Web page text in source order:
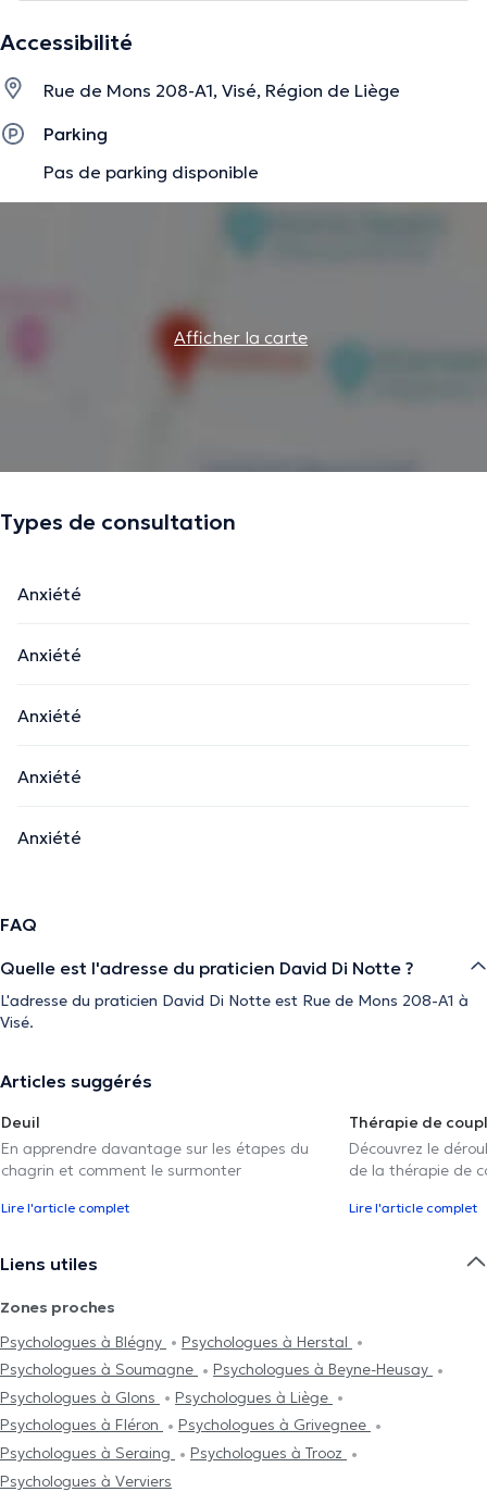
Accessibilité
Rue de Mons 208-A1, Visé, Région de Liège
Parking
Pas de parking disponible
Afficher la carte
Types de consultation
Anxiété
Anxiété
Anxiété
Anxiété
Anxiété
FAQ
Quelle est l'adresse du praticien David Di Notte ?
L'adresse du praticien David Di Notte est Rue de Mons 208-A1 à
Visé.
Articles suggérés
Deuil
En apprendre davantage sur les étapes du
chagrin et comment le surmonter
Lire l'article complet
Thérapie de
Découvrez le
de la thérapie de
Lire l'article complet
Liens utiles
Zones proches
Psychologues à Blégny
Psychologues à Herstal
Psychologues à Soumagne
Psychologues à Beyne-Heusay
Psychologues à Glons
Psychologues à Liège
Psychologues à Fléron
Psychologues à Grivegnee
Psychologues à Seraing
Psychologues à Trooz
Psychologues à Verviers